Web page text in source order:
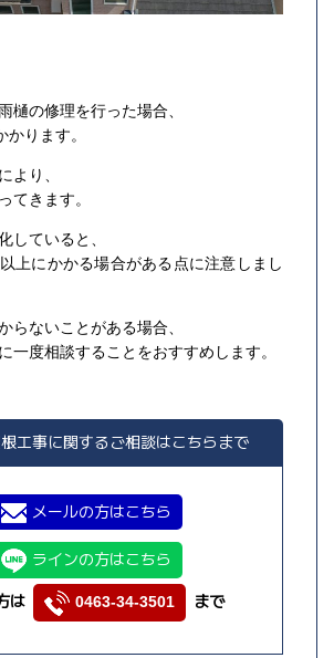
樋の修理を行った場合、
ります。
より、
てきます。
していると、
上にかかる場合がある点に注意しまし
らないことがある場合、
一度相談することをおすすめします。
工事に関するご相談はこちらまで
メールの方はこちら
ラインの方はこちら
は 0463-34-3501 まで